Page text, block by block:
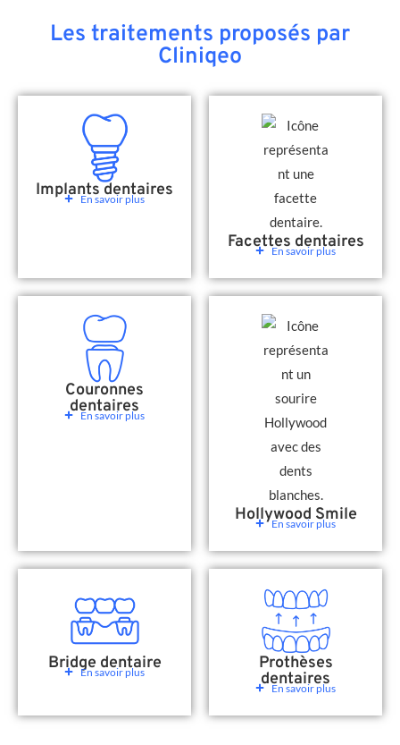
Les traitements proposés par
Cliniqeo
Implants dentaires
En savoir plus
Facettes dentaires
En savoir plus
Couronnes
dentaires
En savoir plus
Hollywood Smile
En savoir plus
Bridge dentaire
En savoir plus Prothèses
dentaires
En savoir plus